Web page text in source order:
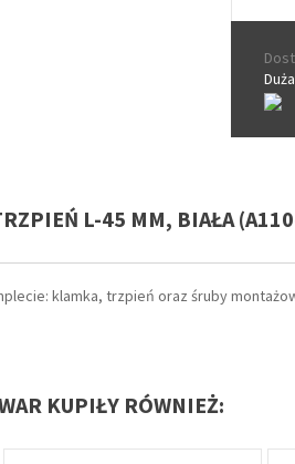
L-45 MM, BIAŁA
klamka, trzpień oraz śruby
KUPIŁY RÓWNIEŻ: